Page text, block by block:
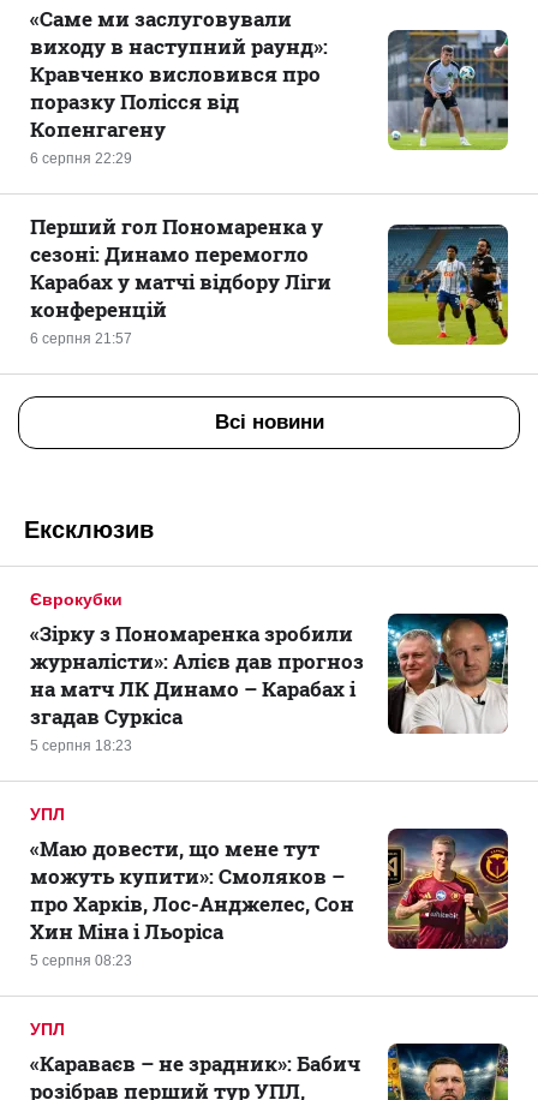
6 серпня 22:29
«Саме ми заслуговували
виходу в наступний раунд»:
Кравченко висловився про
поразку Полісся від
Копенгагену
6 серпня 21:57
Перший гол Пономаренка у
сезоні: Динамо перемогло
Карабах у матчі відбору Ліги
конференцій
Всі новини
Ексклюзив
Єврокубки
5 серпня 18:23
«Зірку з Пономаренка зробили
журналісти»: Алієв дав прогноз
на матч ЛК Динамо – Карабах і
згадав Суркіса
УПЛ
5 серпня 08:23
«Маю довести, що мене тут
можуть купити»: Смоляков –
про Харків, Лос-Анджелес, Сон
Хин Міна і Льоріса
УПЛ
«Караваєв – не зрадник»: Бабич
розібрав перший тур УПЛ,